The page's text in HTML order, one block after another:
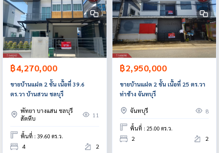
฿4,270,000
ขายบ้านแฝด 2 ชั้น เนื้อที่ 39.6
ตร.วา บ้านสวน ชลบุรี
พัทยา บางแสน ชลบุรี
สัตหีบ
11
พื้นที่ : 39.60 ตร.ว.
4 2
฿2,950,000
ขายบ้านแฝด 2 ชั้น เนื้อที่ 25 ตร.วา
ท่าช้าง จันทบุรี
จันทบุรี 8
พื้นที่ : 25.00 ตร.ว.
2 2